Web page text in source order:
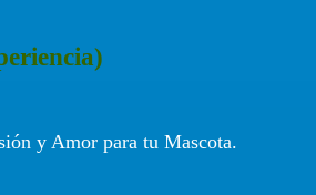
y Amor para tu Mascota.